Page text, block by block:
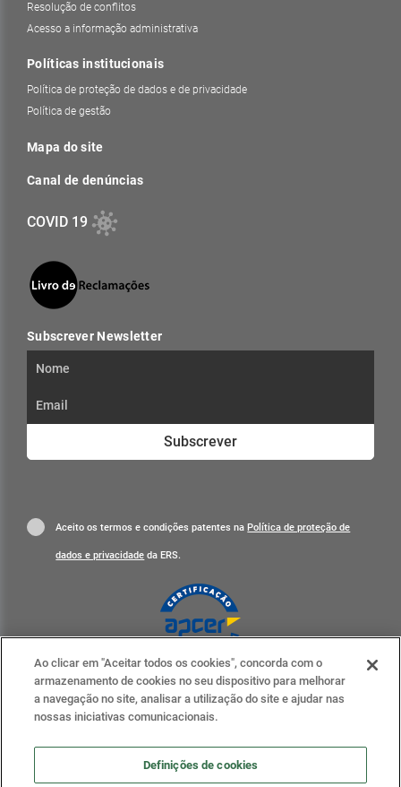
Resolução de conflitos
Acesso a informação administrativa
Políticas institucionais
Política de proteção de dados e de privacidade
Política de gestão
Mapa do site
Canal de denúncias
COVID 19
Subscrever Newsletter
Subscrever
Aceito os termos e condições patentes naPolítica de proteção de
dados e privacidade da ERS.
ERS nas redes sociais
Ao clicar em "Aceitar todos os cookies", concorda com o
armazenamento de cookies no seu dispositivo para melhorar
a navegação no site, analisar a utilização do site e ajudar nas
nossas iniciativas comunicacionais.
Definições de cookies